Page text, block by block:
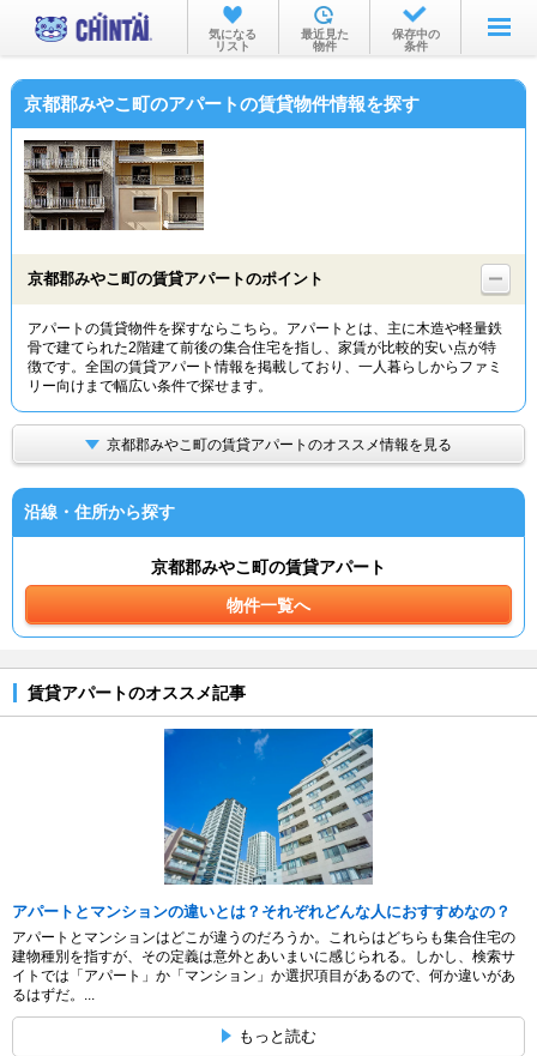
お部屋を探す
沿線・駅から
物件特集から
TOP
気になる
リスト
最近見た
物件
保存中の
条件
京都郡みやこ町のアパートの賃貸物件情報を探す
京都郡みやこ町の賃貸アパートのポイント
アパートの賃貸物件を探すならこちら。アパートとは、主に木造や軽量鉄
骨で建てられた2階建て前後の集合住宅を指し、家賃が比較的安い点が特
徴です。全国の賃貸アパート情報を掲載しており、一人暮らしからファミ
リー向けまで幅広い条件で探せます。
京都郡みやこ町の賃貸アパートのオススメ情報を見る
沿線・住所から探す
京都郡みやこ町の賃貸アパート
物件一覧へ
賃貸アパートのオススメ記事
アパートとマンションの違いとは？それぞれどんな人におすすめなの？
アパートとマンションはどこが違うのだろうか。これらはどちらも集合住宅の
建物種別を指すが、その定義は意外とあいまいに感じられる。しかし、検索サ
イトでは「アパート」か「マンション」か選択項目があるので、何か違いがあ
るはずだ。...
もっと読む